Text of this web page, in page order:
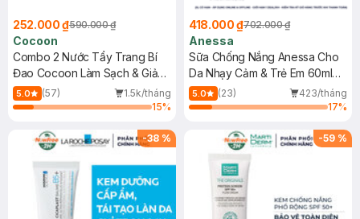
252.000 ₫590.000 ₫
Cocoon
Combo 2 Nước Tẩy Trang Bí
Đao Cocoon Làm Sạch & Giảm
Dầu 500ml
5.0 (57)
1.5k/tháng
15%
418.000 ₫702.000 ₫
Anessa
Sữa Chống Nắng Anessa Cho
Da Nhạy Cảm & Trẻ Em 60ml
(Mới)
5.0 (23)
423/tháng
17%
-38 % -59 %